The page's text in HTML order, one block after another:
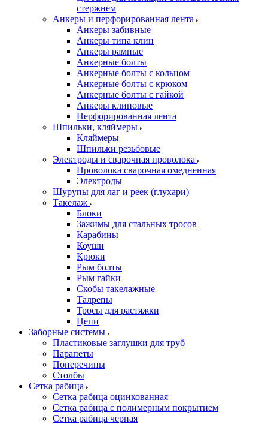
стержнем
Анкеры и перфорированная лента
Анкеры забивные
Анкеры типа клин
Анкеры рамные
Анкерные болты
Анкерные болты с кольцом
Анкерные болты с крюком
Анкерные болты с гайкой
Анкеры клиновые
Перфорированная лента
Шпильки, кляймеры
Кляймеры
Шпильки резьбовые
Электроды и сварочная проволока
Проволока сварочная омедненная
Электроды
Шурупы для лаг и реек (глухари)
Такелаж
Блоки
Зажимы для стальных тросов
Карабины
Коуши
Крюки
Рым болты
Рым гайки
Скобы такелажные
Талрепы
Тросы для растяжки
Цепи
Заборные системы
Пластиковые заглушки для труб
Парапеты
Поперечины
Столбы
Сетка рабица
Сетка рабица оцинкованная
Сетка рабица с полимерным покрытием
Сетка рабица черная